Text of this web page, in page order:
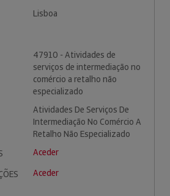
Lisboa
47910 - Atividades de
serviços de intermediação no
comércio a retalho não
especializado
Atividades De Serviços De
Intermediação No Comércio A
Retalho Não Especializado
Aceder
Aceder